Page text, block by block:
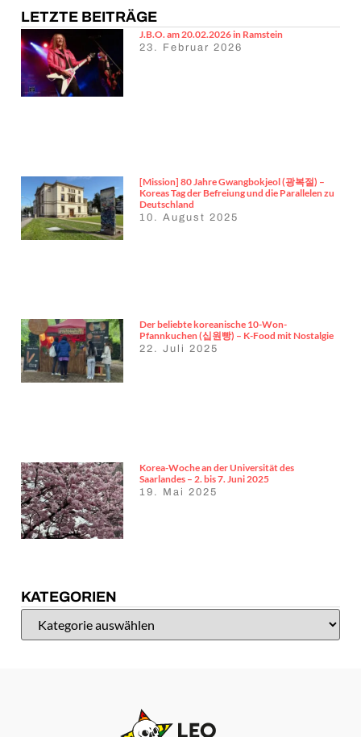
LETZTE BEITRÄGE
J.B.O. am 20.02.2026 in Ramstein
23. Februar 2026
[Mission] 80 Jahre Gwangbokjeol (광복절) –
Koreas Tag der Befreiung und die Parallelen zu
Deutschland
10. August 2025
Der beliebte koreanische 10-Won-
Pfannkuchen (십원빵) – K-Food mit Nostalgie
22. Juli 2025
Korea-Woche an der Universität des
Saarlandes – 2. bis 7. Juni 2025
19. Mai 2025
KATEGORIEN